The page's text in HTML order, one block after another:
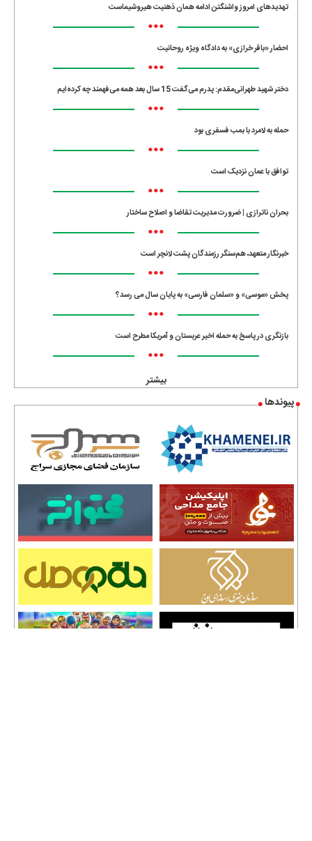
تهدیدهای امروز واشنگتن ادامه همان ذهنیت هیروشیماست
•••
احضار «باقر خرازی» به دادگاه ویژه روحانیت
•••
دختر شهید طهرانی‌مقدم: پدرم می‌گفت 15 سال بعد همه می‌فهمند چه کرده‌ایم
•••
حمله به لامرد با بمب فسفری بود
•••
توافق با عمان نزدیک است
•••
بحران ناترازی | ضرورت مدیریت تقاضا و اصلاح ساختار
•••
خبرنگار متعهد، هم‌سنگر رزمندگان پشت لانچر است
•••
پخش «موسی» و «سلمان فارسی» به پایان سال می رسد؟
•••
بازنگری در پاسخ به حمله اخیر عربستان و آمریکا مطرح است
•••
بیشتر
پیوندها